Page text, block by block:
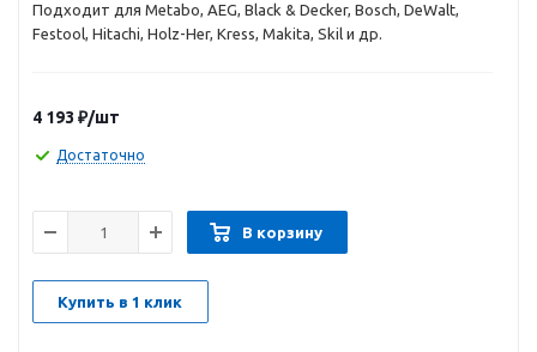
Подходит для Metabo, AEG, Black & Decker, Bosch, DeWalt,
Festool, Hitachi, Holz-Her, Kress, Makita, Skil и др.
4 193 ₽/шт
Достаточно
В корзину
Купить в 1 клик